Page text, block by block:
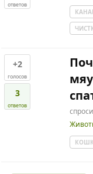
ответов
+2
голосов
3
ответов